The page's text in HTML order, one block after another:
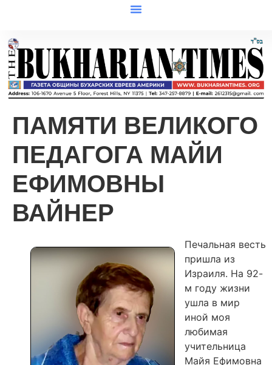
ПАМЯТИ ВЕЛИКОГО
ПЕДАГОГА МАЙИ
ЕФИМОВНЫ
ВАЙНЕР
Печальная весть
пришла из
Израиля. На 92-
м году жизни
ушла в мир
иной моя
любимая
учительница
Майя Ефимовна